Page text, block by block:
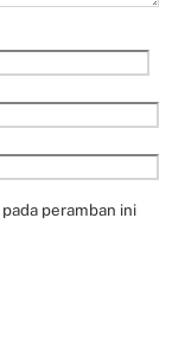
peramban ini